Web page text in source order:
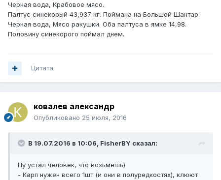
Черная вода, Крабовое мясо.
Палтус синекорый 43,937 кг. Поймана на Большой Шантар:
Черная вода, Мясо ракушки. Оба палтуса в ямке 14,98.
Половину синекорого поймал днем.
Цитата
ковалев александр
Опубликовано 25 июля, 2016
В 19.07.2016 в 10:06, FisherBY сказал:
Ну устал человек, что возьмешь)
- Карп нужен всего 1шт (и они в полуредкостях), клюют